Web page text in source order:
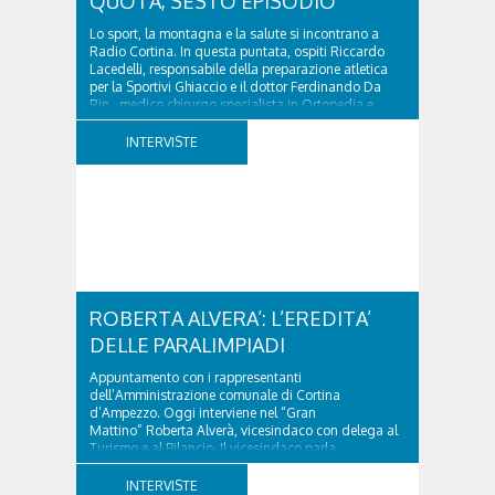
Lo sport, la montagna e la salute si incontrano a
Radio Cortina. In questa puntata, ospiti Riccardo
Lacedelli, responsabile della preparazione atletica
per la Sportivi Ghiaccio e il dottor Ferdinando Da
Rin, medico chirurgo specialista in Ortopedia e
Traumatologia di Ospedale Cortina. GVM...
INTERVISTE
ROBERTA ALVERA’: L’EREDITA’
DELLE PARALIMPIADI
Appuntamento con i rappresentanti
dell’Amministrazione comunale di Cortina
d’Ampezzo. Oggi interviene nel “Gran
Mattino” Roberta Alverà, vicesindaco con delega al
Turismo e al Bilancio. Il vicesindaco parla
dell'eredità delle Paralimpiadi Milano Cortina 2026,
di accessibilità e di come...
INTERVISTE